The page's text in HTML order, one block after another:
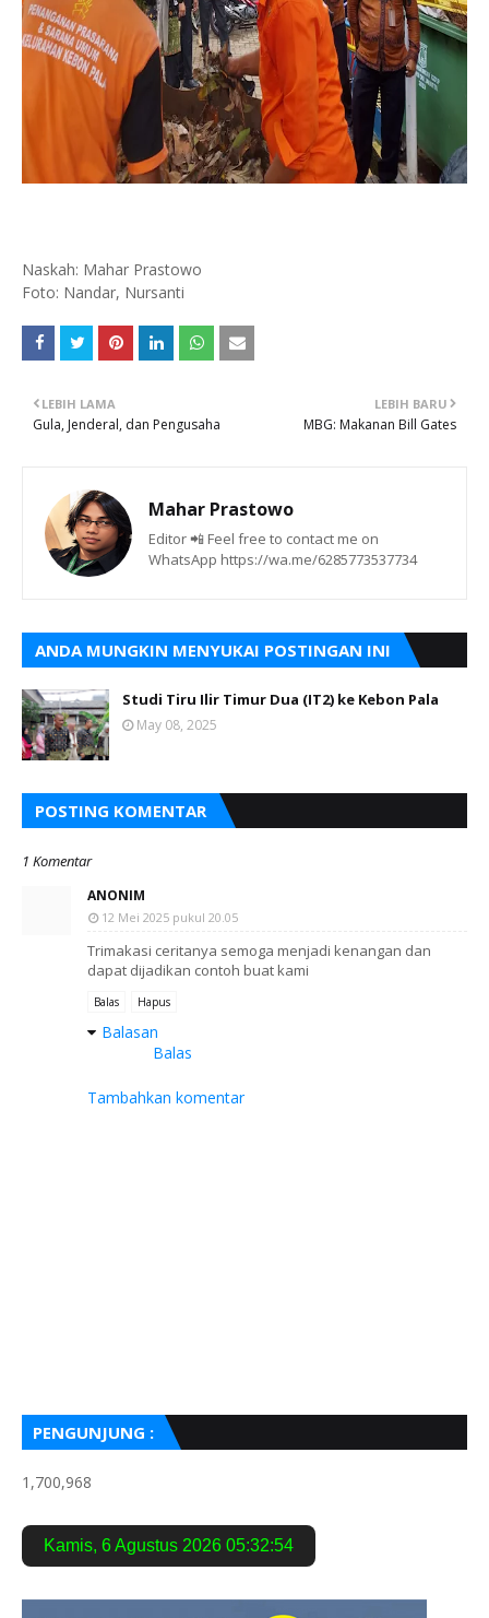
Naskah: Mahar Prastowo
Foto: Nandar, Nursanti
LEBIH BARU
MBG: Makanan Bill Gates
LEBIH LAMA
Gula, Jenderal, dan Pengusaha
Mahar Prastowo
Editor 📲 Feel free to contact me on
WhatsApp https://wa.me/6285773537734
ANDA MUNGKIN MENYUKAI POSTINGAN INI
Studi Tiru Ilir Timur Dua (IT2) ke Kebon Pala
May 08, 2025
POSTING KOMENTAR
1 Komentar
ANONIM
12 Mei 2025 pukul 20.05
Trimakasi ceritanya semoga menjadi kenangan dan
dapat dijadikan contoh buat kami
Balas Hapus
Balasan
Balas
Tambahkan komentar
PENGUNJUNG :
1,700,968
Kamis, 6 Agustus 2026 05:32:56